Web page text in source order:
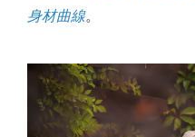
身材曲線。